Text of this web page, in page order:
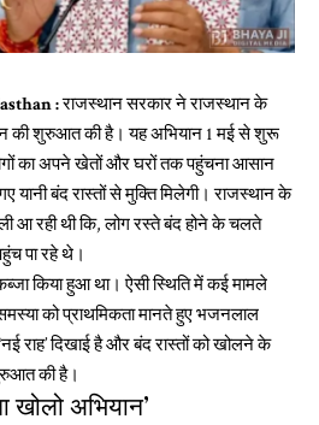
:राजस्थान सरकार ने राजस्थान के
की शुरुआत की है। यह अभियान 1 मई से शुरू
का अपने खेतों और घरों तक पहुंचना आसान
यानी बंद रास्तों से मुक्ति मिलेगी। राजस्थान के
आ रही थी कि, लोग रस्ते बंद होने के चलते
पा रहे थे।
किया हुआ था। ऐसी स्थिति में कई मामले
को प्राथमिकता मानते हुए भजनलाल
राह’ दिखाई है और बंद रास्तों को खोलने के
की है।
अभियान’